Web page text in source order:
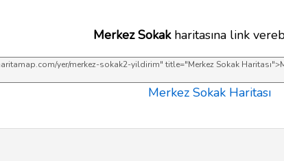
Merkez Sokakharitasına link
Merkez Sokak Haritası